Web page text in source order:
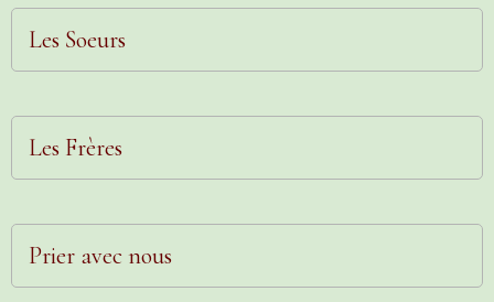
Les Soeurs
Les Frères
Prier avec nous